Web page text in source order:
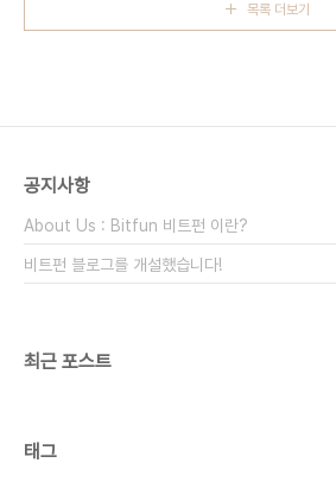
사이트를 공개했다. 소식에 따르면 클립 월릿은 카카
목록 더보기
공지사항
About Us : Bitfun 비트펀 이란?
비트펀 블로그를 개설했습니다!
최근 포스트
태그